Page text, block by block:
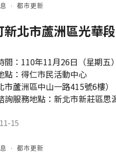
· 都市更新
新北市蘆洲區光華
間：110年11月26日（星期五
點：得仁市民活動中心
市蘆洲區中山一路415號6樓）
詢服務地點：新北市新莊區思
15
· 都市更新